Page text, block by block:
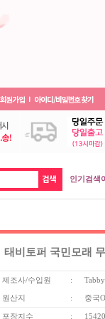
인기검색
태비토퍼 국민모래
조사/수입원 :
산지 : 중국
장지수 :